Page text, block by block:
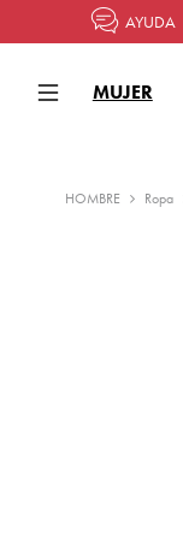
AYUDA
MUJER
HOMBRE Ropa